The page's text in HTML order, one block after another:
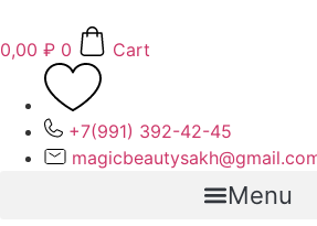
к
содержимому
0,00 ₽ 0 Cart
+7(991) 392-42-45
Menu